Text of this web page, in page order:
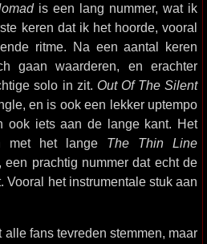
is een lang nummer, wat ik
keren dat ik het hoorde, vooral
ritme. Na een aantal keren
gaan waarderen, en erachter
solo in zit. Out Of The Silent
en is ook een lekker uptempo
ook iets aan de lange kant. Het
met het lange The Thin Line
, een prachtig nummer dat echt de
Vooral het instrumentale stuk aan
fans tevreden stemmen, maar